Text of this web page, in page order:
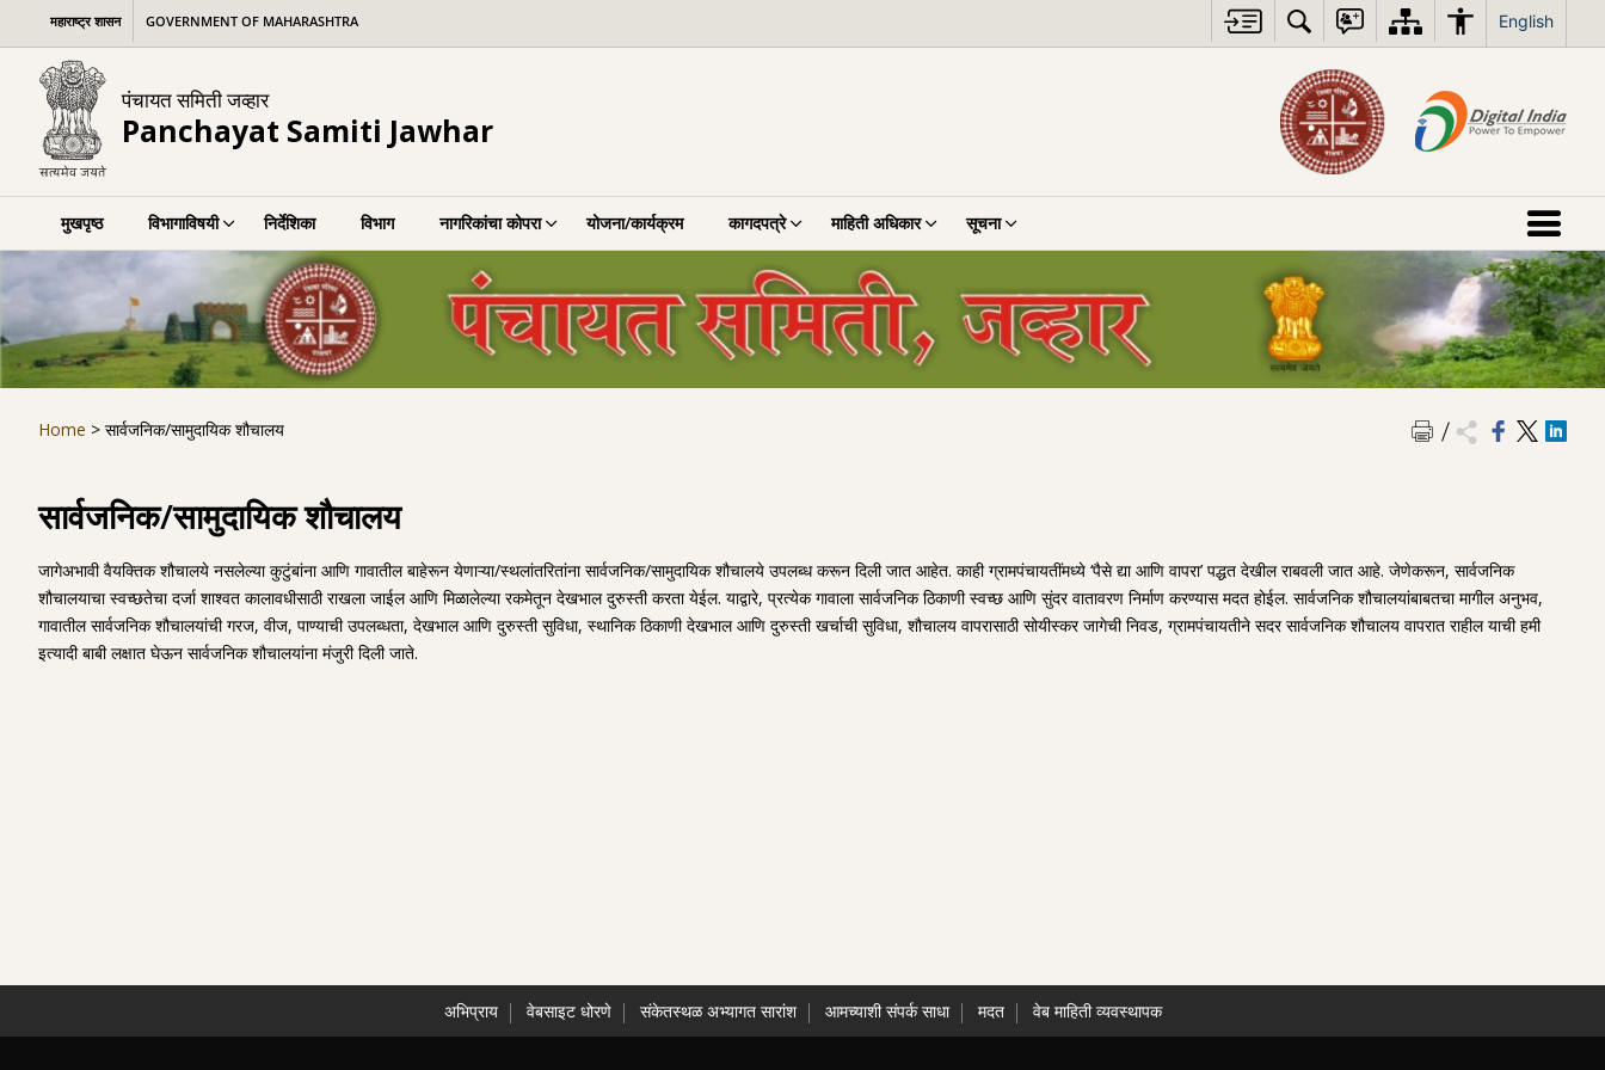
content
English
महाराष्ट्र शासन GOVERNMENT OF MAHARASHTRA
पंचायत समिती जव्हार
Panchayat Samiti Jawhar
मुखपृष्ठ विभागाविषयी निर्देशिका विभाग नागरिकांचा कोपरा योजना/कार्यक्रम कागदपत्रे माहिती अधिकार सूचना
Home > सार्वजनिक/सामुदायिक शौचालय
सार्वजनिक/सामुदायिक शौचालय
जागेअभावी वैयक्तिक शौचालये नसलेल्या कुटुंबांना आणि गावातील बाहेरून येणाऱ्या/स्थलांतरितांना सार्वजनिक/सामुदायिक शौचालये उपलब्ध करून दिली जात आहेत. काही ग्रामपंचायतींमध्ये ‘पैसे द्या आणि वापरा’ पद्धत देखील राबवली जात आहे. जेणेकरून, सार्वजनिक
शौचालयाचा स्वच्छतेचा दर्जा शाश्वत कालावधीसाठी राखला जाईल आणि मिळालेल्या रकमेतून देखभाल दुरुस्ती करता येईल. याद्वारे, प्रत्येक गावाला सार्वजनिक ठिकाणी स्वच्छ आणि सुंदर वातावरण निर्माण करण्यास मदत होईल. सार्वजनिक शौचालयांबाबतचा मागील अनुभव,
गावातील सार्वजनिक शौचालयांची गरज, वीज, पाण्याची उपलब्धता, देखभाल आणि दुरुस्ती सुविधा, स्थानिक ठिकाणी देखभाल आणि दुरुस्ती खर्चाची सुविधा, शौचालय वापरासाठी सोयीस्कर जागेची निवड, ग्रामपंचायतीने सदर सार्वजनिक शौचालय वापरात राहील याची हमी
इत्यादी बाबी लक्षात घेऊन सार्वजनिक शौचालयांना मंजुरी दिली जाते.
अभिप्राय वेबसाइट धोरणे संकेतस्थळ अभ्यागत सारांश आमच्याशी संपर्क साधा मदत वेब माहिती व्यवस्थापक